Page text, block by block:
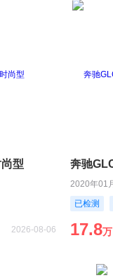
型
2026-08-06
2020年01
已检测
17.8万